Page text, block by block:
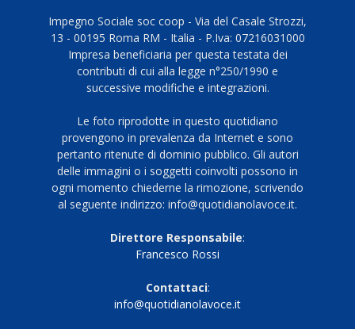
Impegno Sociale soc coop - Via del Casale Strozzi,
13 - 00195 Roma RM - Italia - P.Iva: 07216031000
Impresa beneficiaria per questa testata dei
contributi di cui alla legge n°250/1990 e
successive modifiche e integrazioni.
Le foto riprodotte in questo quotidiano
provengono in prevalenza da Internet e sono
pertanto ritenute di dominio pubblico. Gli autori
delle immagini o i soggetti coinvolti possono in
ogni momento chiederne la rimozione, scrivendo
al seguente indirizzo: info@quotidianolavoce.it.
Direttore Responsabile:
Francesco Rossi
Contattaci:
info@quotidianolavoce.it